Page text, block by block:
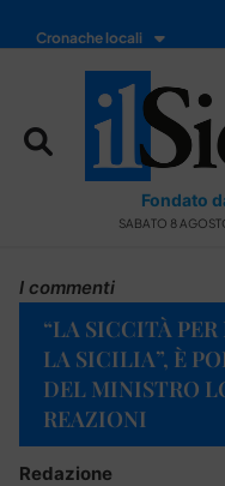
Cronache locali
Fondato
SABATO 8
I commenti
“LA SICCITÀ
LA SICILIA”, È
DEL MINISTRO
REAZIONI
Redazione